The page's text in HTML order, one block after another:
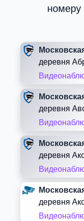
номеру
деревня
деревня
деревня
деревня